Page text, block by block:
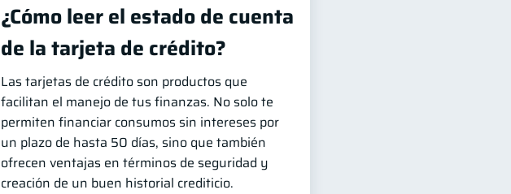
¿Cómo leer el estado de cuenta
de la tarjeta de crédito?
Las tarjetas de crédito son productos que
facilitan el manejo de tus finanzas. No solo te
permiten financiar consumos sin intereses por
un plazo de hasta 50 días, sino que también
ofrecen ventajas en términos de seguridad y
creación de un buen historial crediticio.